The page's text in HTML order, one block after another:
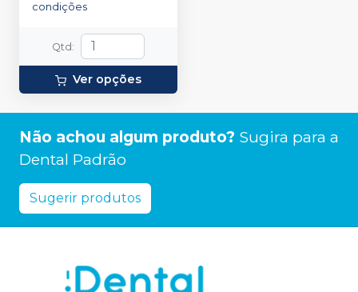
condições
Qtd :
Ver opções
Não achou algum produto? Sugira para a
Dental Padrão
Sugerir produtos